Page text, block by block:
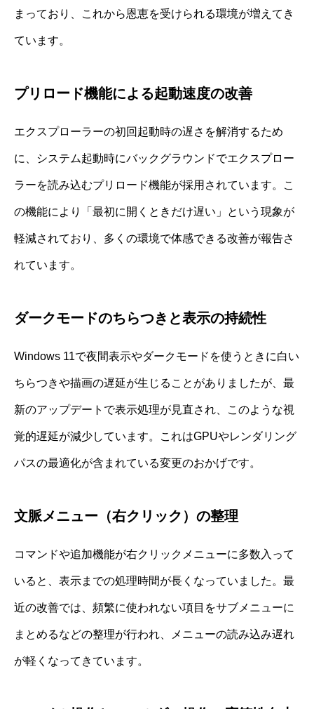
まっており、これから恩恵を受けられる環境が増えてき
ています。
プリロード機能による起動速度の改善
エクスプローラーの初回起動時の遅さを解消するため
に、システム起動時にバックグラウンドでエクスプロー
ラーを読み込むプリロード機能が採用されています。こ
の機能により「最初に開くときだけ遅い」という現象が
軽減されており、多くの環境で体感できる改善が報告さ
れています。
ダークモードのちらつきと表示の持続性
Windows 11で夜間表示やダークモードを使うときに白い
ちらつきや描画の遅延が生じることがありましたが、最
新のアップデートで表示処理が見直され、このような視
覚的遅延が減少しています。これはGPUやレンダリング
パスの最適化が含まれている変更のおかげです。
文脈メニュー（右クリック）の整理
コマンドや追加機能が右クリックメニューに多数入って
いると、表示までの処理時間が長くなっていました。最
近の改善では、頻繁に使われない項目をサブメニューに
まとめるなどの整理が行われ、メニューの読み込み遅れ
が軽くなってきています。